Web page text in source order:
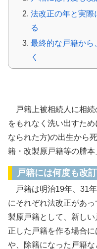
法改正の年と実際
る
最終的な戸籍から
く
戸籍上被相続人に相続
をもれなく洗い出すた
なられた方)の出生から
籍・改製原戸籍等の謄本
戸籍には何度も改
戸籍は明治19年、31
にそれぞれ法改正があ
製原戸籍として、新し
正した戸籍を作る場合
や、除籍になった戸籍